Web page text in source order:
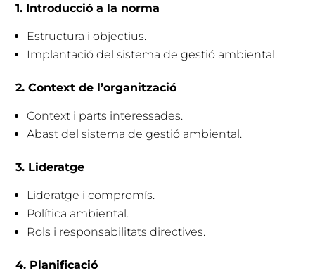
1. Introducció a la norma
Estructura i objectius.
Implantació del sistema de gestió ambiental.
2. Context de l’organització
Context i parts interessades.
Abast del sistema de gestió ambiental.
3. Lideratge
Lideratge i compromís.
Política ambiental.
Rols i responsabilitats directives.
4. Planificació